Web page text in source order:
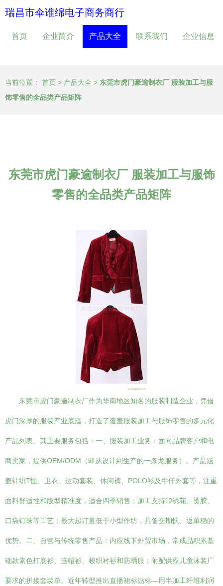
瑞昌市伞谁绵电子商务商行
首页 企业简介 产品大全 联系我们 企业信息
当前位置： 首页 > 产品大全 > 东莞市虎门豪逾制衣厂 服装加工与服
饰零售的全品类产品矩阵
东莞市虎门豪逾制衣厂 服装加工与服饰
零售的全品类产品矩阵
东莞市虎门豪逾制衣厂作为华南地区知名的服装制造企业，凭借
虎门深厚的服装产业底蕴，打造了覆盖服装加工与服饰零售的多元化
产品列表。其主要服务包括：一、服装加工业务：面向品牌客户和电
商卖家，提供OEM/ODM（即从设计到生产的一条龙服务）。产品涵
盖针织T恤、卫衣、运动套装、休闲裤、POLO衫及牛仔外套等，注重
面料舒适性和版型精准度，适合四季销售；加工支持印绣花、烫胶、
口袋钉珠等工艺；最大起订量低于小型作坊，具备交期快、返单稳的
优势。二、自营与传统零售产品：内应线下外贸市场，常成品积累基
础款素色打底衫、连帽衫、梭织衬衫和防晒服；附配供应儿童泳装厂
要求的拼接套装单。近年转型推出直播裙标贴标—用半加工纤维利润